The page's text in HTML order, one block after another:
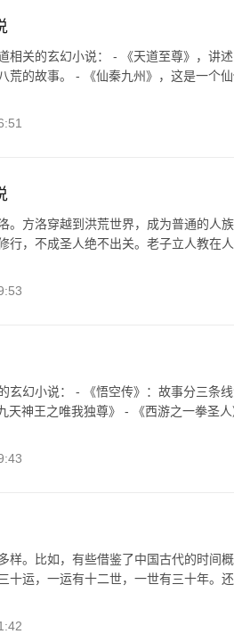
相关的玄幻小说： - 《天道至尊》，讲
荒的故事。 - 《仙秦九州》，这是一个
。方洛穿越到洪荒世界，成为普通的人
行，不成圣人绝不出关。老子立人教在
玄幻小说： - 《悟空传》：故事分三条
天神王之唯我独尊》 - 《西游之一拳圣
样。比如，有些借鉴了中国古代的时间
十运，一运有十二世，一世有三十年。